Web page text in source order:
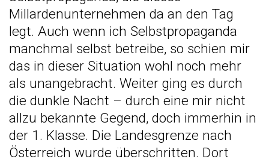
Millardenunternehmen da an den Tag
legt. Auch wenn ich Selbstpropaganda
manchmal selbst betreibe, so schien mir
das in dieser Situation wohl noch mehr
als unangebracht. Weiter ging es durch
die dunkle Nacht – durch eine mir nicht
allzu bekannte Gegend, doch immerhin in
der 1. Klasse. Die Landesgrenze nach
Österreich wurde überschritten. Dort